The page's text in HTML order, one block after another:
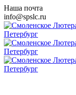
Наша почта
info@spslc.ru